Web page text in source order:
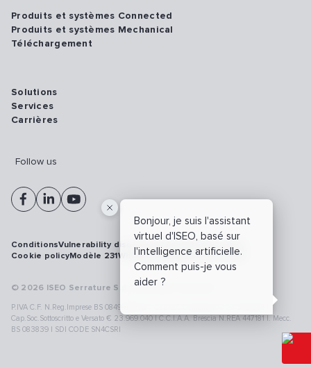
Bonjour, je suis l'assistant
virtuel d'ISEO, basé sur
l'intelligence artificielle.
Comment puis-je vous
aider ?
Produits et systèmes Connected
Produits et systèmes Mechanical
Téléchargement
Solutions
Services
Carrières
Follow us
© 2026 ISEO Serrature S.p.A. All right reserved
P.IVA C.F. N.Reg.Imprese BS 08499190018 | Cap.Soc.Deliberato € 24.340.965 |
Cap.Soc.Sottoscritto e Versato € 23.969.040 | C.C.I.A.A. Brescia N.REA 447181 |. Mecc.
BS 083839 | SDI CODE SN4CSRI
ConditionsVulnerability disclosure policy
Privacy policy
Cookie policyModèle 231WhistleblowingCybersécurité